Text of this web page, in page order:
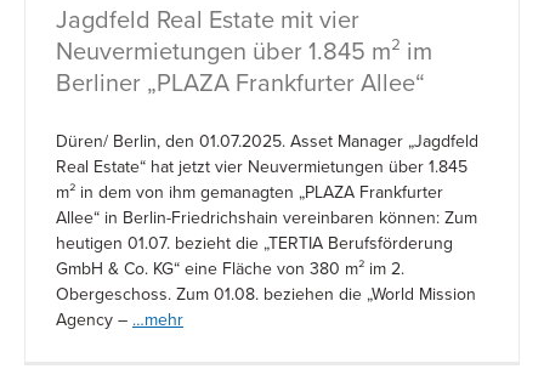
Jagdfeld Real Estate mit vier
Neuvermietungen über 1.845 m² im
Berliner „PLAZA Frankfurter Allee“
Düren/ Berlin, den 01.07.2025. Asset Manager „Jagdfeld
Real Estate“ hat jetzt vier Neuvermietungen über 1.845
m² in dem von ihm gemanagten „PLAZA Frankfurter
Allee“ in Berlin-Friedrichshain vereinbaren können: Zum
heutigen 01.07. bezieht die „TERTIA Berufsförderung
GmbH & Co. KG“ eine Fläche von 380 m² im 2.
Obergeschoss. Zum 01.08. beziehen die „World Mission
Agency – …mehr